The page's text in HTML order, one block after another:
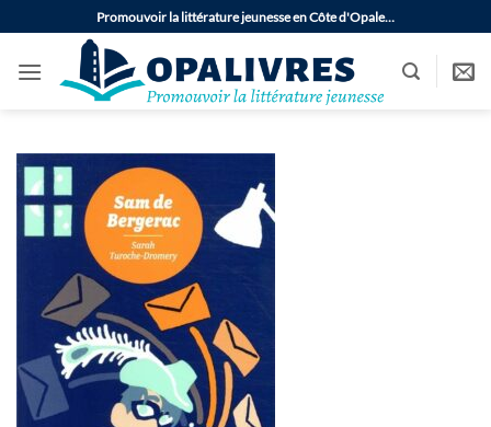
au
contenu
Promouvoir la littérature jeunesse en Côte d'Opale…